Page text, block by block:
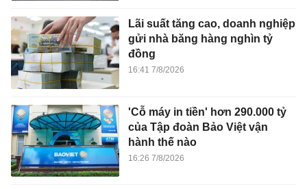
Lãi suất tăng cao, doanh nghiệp
gửi nhà băng hàng nghìn tỷ
đồng
16:41 7/8/2026
'Cỗ máy in tiền' hơn 290.000 tỷ
của Tập đoàn Bảo Việt vận
hành thế nào
16:26 7/8/2026